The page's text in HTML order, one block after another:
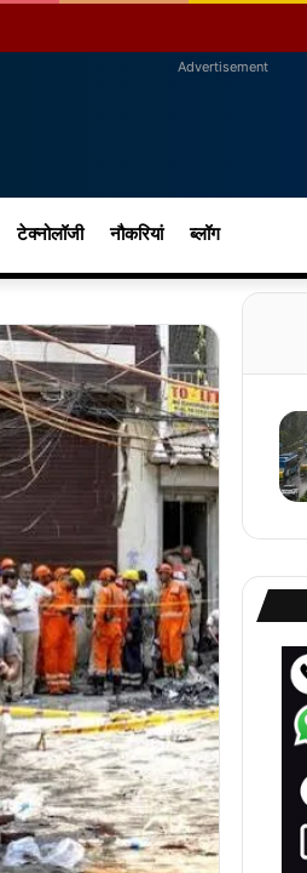
Advertisement
टेक्नोलॉजी नौकरियां ब्लॉग